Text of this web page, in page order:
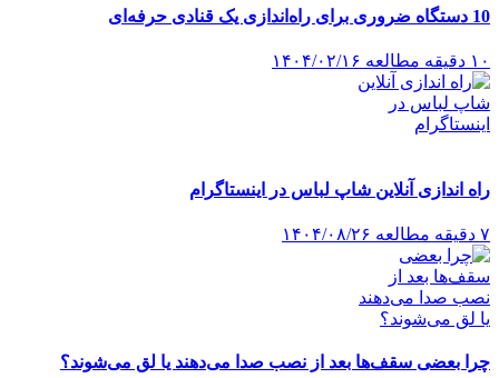
10 دستگاه ضروری برای راه‌اندازی یک قنادی حرفه‌ای
۱۰ دقیقه مطالعه ۱۴۰۴/۰۲/۱۶
راه اندازی آنلاین شاپ لباس در اینستاگرام
۷ دقیقه مطالعه ۱۴۰۴/۰۸/۲۶
چرا بعضی سقف‌ها بعد از نصب صدا می‌دهند یا لق می‌شوند؟